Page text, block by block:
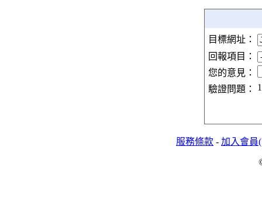
目標網址：
回報項目：
您的意見：
驗證問題：
服務條款 - 加入會員